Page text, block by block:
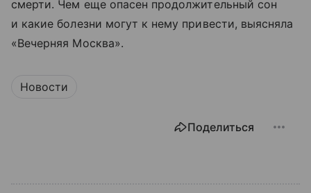
смерти. Чем еще опасен продолжительный сон
и какие болезни могут к нему привести, выясняла
«Вечерняя Москва».
Новости
Поделиться